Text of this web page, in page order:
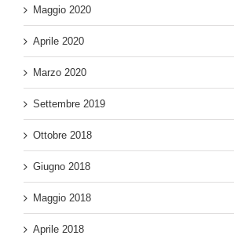
Maggio 2020
Aprile 2020
Marzo 2020
Settembre 2019
Ottobre 2018
Giugno 2018
Maggio 2018
Aprile 2018